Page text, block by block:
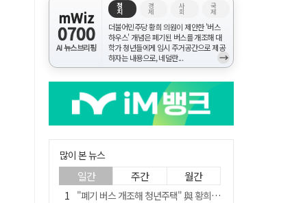
mWiz
0700
AI 뉴스브리핑
정
치
경
제
사
회
국
제
더불어민주당 황희 의원이 제안한 '버스
하우스' 개념은 폐기된 버스를 개조해 대
학가 청년들에게 임시 주거공간으로 제공
하자는 내용으로, 네덜란...
→
많이 본 뉴스
일간 주간 월간
"폐기 버스 개조해 청년주택" 與 황희…'딸 학비는 年 4200만원'